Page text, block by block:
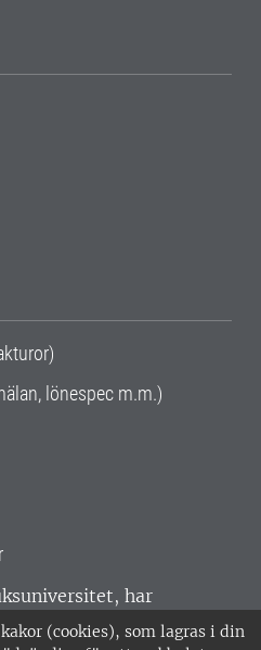
(cookies), som lagras i din
lönespec m.m.)
har
Sverige. Huvudorter är